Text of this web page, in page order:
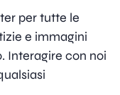
per tutte le
e immagini
Interagire con noi